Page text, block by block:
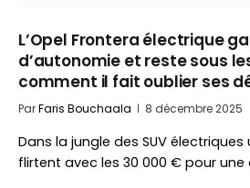
L’Opel Frontera électrique
d’autonomie et reste sous
comment il fait oublier ses
ParFaris Bouchaala 8 décembre 2025
Dans la jungle des SUV électriques
flirtent avec les 30 000 € pour